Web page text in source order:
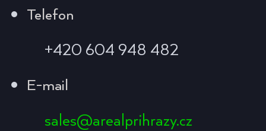
Telefon
+420 604 948 482
E-mail
sales@arealprihrazy.cz